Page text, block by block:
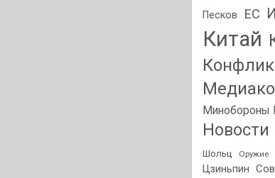
Песков ЕС
Китай
Минобороны
Новости
Шольц
Оружие
Цзиньпин